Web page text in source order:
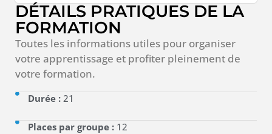
DÉTAILS PRATIQUES DE LA
FORMATION
Toutes les informations utiles pour organiser
votre apprentissage et profiter pleinement de
votre formation.
Durée : 21
Places par groupe : 12